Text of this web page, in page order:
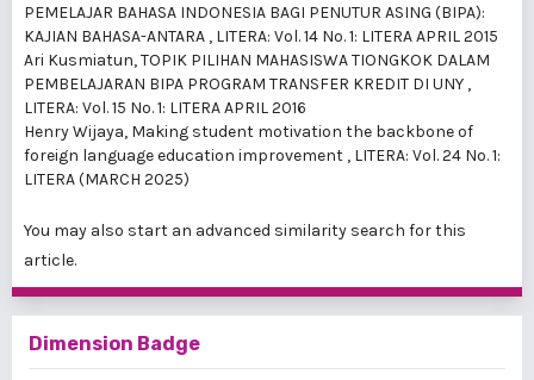
PEMELAJAR BAHASA INDONESIA BAGI PENUTUR ASING (BIPA):
KAJIAN BAHASA-ANTARA , LITERA: Vol. 14 No. 1: LITERA APRIL 2015
Ari Kusmiatun,TOPIK PILIHAN MAHASISWA TIONGKOK DALAM
PEMBELAJARAN BIPA PROGRAM TRANSFER KREDIT DI UNY ,
LITERA: Vol. 15 No. 1: LITERA APRIL 2016
Henry Wijaya, Making student motivation the backbone of
foreign language education improvement , LITERA: Vol. 24 No. 1:
LITERA (MARCH 2025)
You may also start an advanced similarity search for this
article.
Dimension Badge